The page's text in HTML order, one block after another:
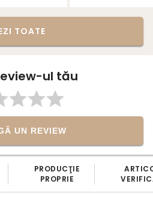
TOATE
ul tău
UN REVIEW
PRODUCŢIE
PROPRIE